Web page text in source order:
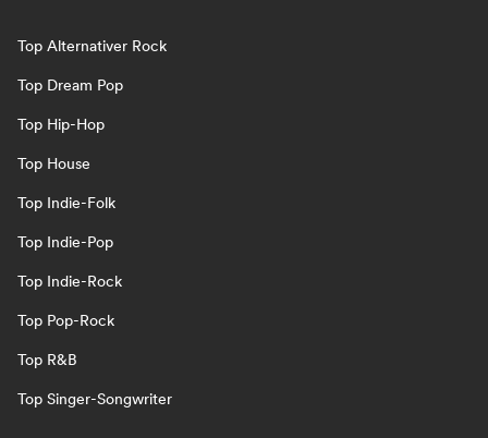
Top Alternativer Rock
Top Dream Pop
Top Hip-Hop
Top House
Top Indie-Folk
Top Indie-Pop
Top Indie-Rock
Top Pop-Rock
Top R&B
Top Singer-Songwriter